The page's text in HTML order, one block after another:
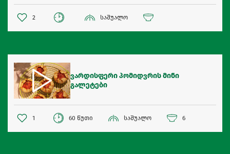
2 საშუალო
ვარდისფერი პომიდვრის მინი
გალეტები
1 60 წუთი საშუალო 6